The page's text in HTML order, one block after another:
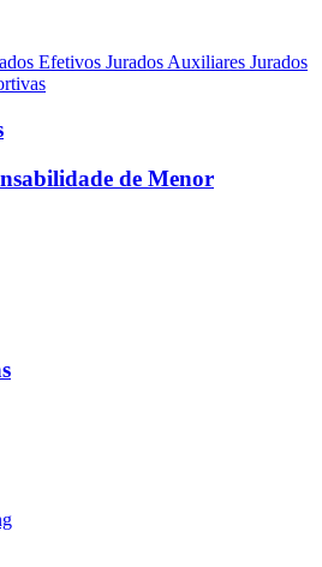
Efetivos Jurados Auxiliares Jurados
de Menor